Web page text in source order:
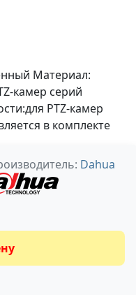
Материал:
камер серий
PTZ-камер
в комплекте
Dahua